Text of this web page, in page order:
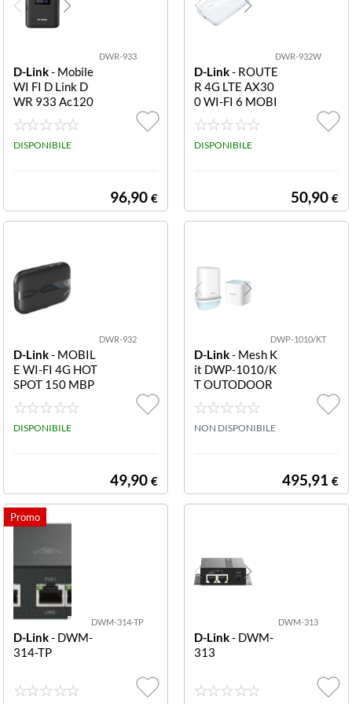
DWR-933
D-Link- Mobile
WI FI D Link D
WR 933 Ac120
0 Cat 6 Hotspot
Black Ac1200 C
at 6 Hotspot
DISPONIBILE
96,90 €
DWR-932W
D-Link- ROUTE
R 4G LTE AX30
0 WI-FI 6 MOBI
LE HOTSPOT D
WR-932W
DISPONIBILE
50,90 €
DWR-932
D-Link- MOBIL
E WI-FI 4G HOT
SPOT 150 MBP
DISPONIBILE
49,90 €
DWP-1010/KT
D-Link- Mesh K
it DWP-1010/K
T OUTODOOR
BUNDLE KIT D
WP-1010/ODU
M15/IDU
NON DISPONIBILE
495,91 €
DWM-314-TP
D-Link- DWM-
314-TP
DWM-313
D-Link- DWM-
313